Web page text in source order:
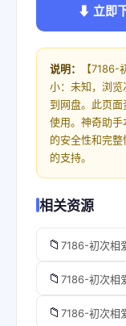
⬇ 立即
说明：
【
小：未知，浏
到网盘。此页
使用。神奇助
的安全性和完
的支持。
相关资源
📁 7186-初次相
📁 7186-初次相
📁 7186-初次相